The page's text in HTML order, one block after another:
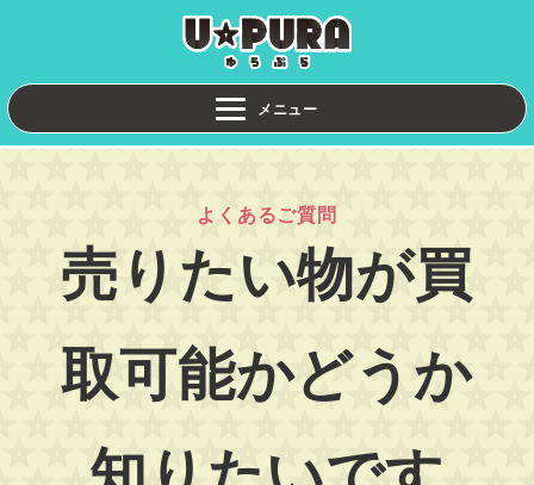
よくあるご質問
売りたい物が買
取可能かどうか